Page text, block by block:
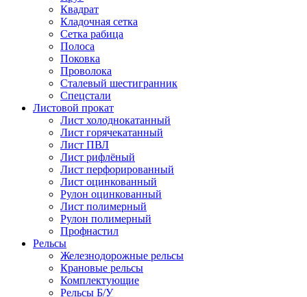
Квадрат
Кладочная сетка
Сетка рабица
Полоса
Поковка
Проволока
Сталевый шестигранник
Спецстали
Листовой прокат
Лист холоднокатанный
Лист горячекатанный
Лист ПВЛ
Лист рифлёный
Лист перфорированный
Лист оцинкованный
Рулон оцинкованный
Лист полимерный
Рулон полимерный
Профнастил
Рельсы
Железнодорожные рельсы
Крановые рельсы
Комплектующие
Рельсы Б/У